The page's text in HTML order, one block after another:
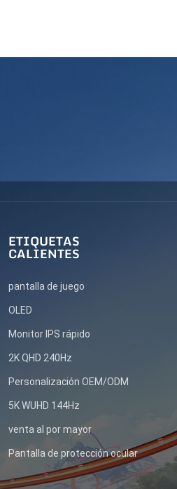
ETIQUETAS
CALIENTES
pantalla de juego
OLED
Monitor IPS rápido
2K QHD 240Hz
Personalización OEM/ODM
5K WUHD 144Hz
venta al por mayor
Pantalla de protección ocular